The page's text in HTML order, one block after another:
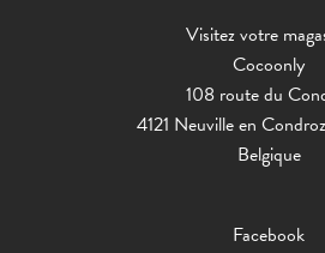
Visitez votre
Cocoonly
108 route du
4121 Neuville en
Belgique
Facebook